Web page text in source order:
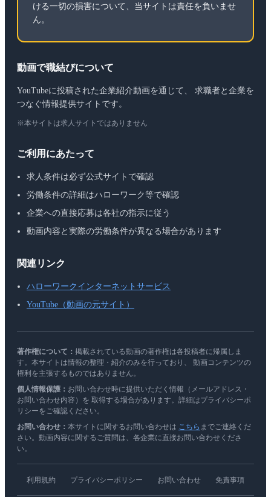
ける一切の損害について、当サイトは責任を負いませ
ん。
動画で職結びについて
YouTubeに投稿された企業紹介動画を通じて、 求職者と企業を
つなぐ情報提供サイトです。
※本サイトは求人サイトではありません
ご利用にあたって
求人条件は必ず公式サイトで確認
労働条件の詳細はハローワーク等で確認
企業への直接応募は各社の指示に従う
動画内容と実際の労働条件が異なる場合があります
関連リンク
ハローワークインターネットサービス
YouTube（動画の元サイト）
著作権について： 掲載されている動画の著作権は各投稿者に帰属しま
す。本サイトは情報の整理・紹介のみを行っており、 動画コンテンツの
権利を主張するものではありません。
個人情報保護： お問い合わせ時に提供いただく情報（メールアドレス・
お問い合わせ内容）を 取得する場合があります。詳細はプライバシーポ
リシーをご確認ください。
お問い合わせ： 本サイトに関するお問い合わせは こちら までご連絡くだ
さい。動画内容に関するご質問は、各企業に直接お問い合わせくださ
い。
利用規約 プライバシーポリシー お問い合わせ 免責事項